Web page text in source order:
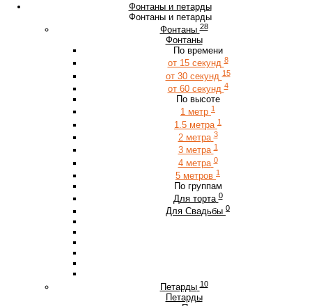
Фонтаны и петарды
Фонтаны и петарды
Фонтаны 28
Фонтаны
По времени
от 15 секунд 8
от 30 секунд 15
от 60 секунд 4
По высоте
1 метр 1
1.5 метра 1
2 метра 3
3 метра 1
4 метра 0
5 метров 1
По группам
Для торта 0
Для Свадьбы 0
Петарды 10
Петарды